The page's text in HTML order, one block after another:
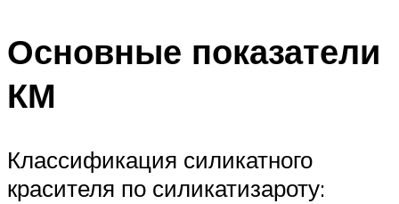
Основные показатели
КМ
Классификация силикатного
красителя по силикатизароту: